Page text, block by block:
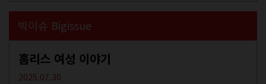
빅이슈 Bigissue
홈리스 여성 이야기
2025.07.30